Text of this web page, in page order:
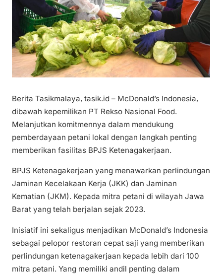
Berita Tasikmalaya, tasik.id – McDonald’s Indonesia,
dibawah kepemilikan PT Rekso Nasional Food.
Melanjutkan komitmennya dalam mendukung
pemberdayaan petani lokal dengan langkah penting
memberikan fasilitas BPJS Ketenagakerjaan.
BPJS Ketenagakerjaan yang menawarkan perlindungan
Jaminan Kecelakaan Kerja (JKK) dan Jaminan
Kematian (JKM). Kepada mitra petani di wilayah Jawa
Barat yang telah berjalan sejak 2023.
Inisiatif ini sekaligus menjadikan McDonald’s Indonesia
sebagai pelopor restoran cepat saji yang memberikan
perlindungan ketenagakerjaan kepada lebih dari 100
mitra petani. Yang memiliki andil penting dalam